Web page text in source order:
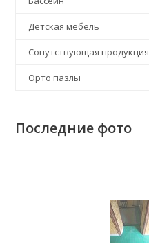
Детская мебель
Сопутствующая продукция
Орто пазлы
Последние фото